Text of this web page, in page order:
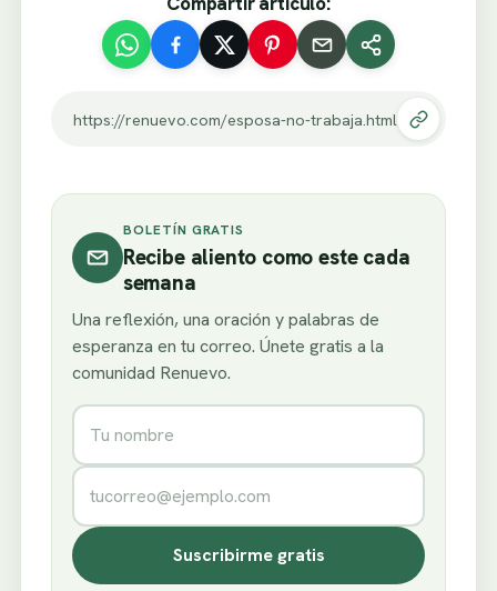
https://renuevo.com/esposa-no-trabaja.html
BOLETÍN GRATIS
Recibe aliento como este cada
semana
Una reflexión, una oración y palabras de
esperanza en tu correo. Únete gratis a la
comunidad Renuevo.
Nombre
Correo electrónico
Suscribirme gratis